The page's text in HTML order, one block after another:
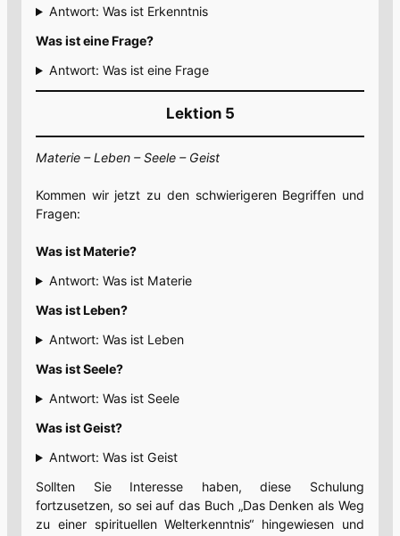
Antwort: Was ist Erkenntnis
Was ist eine Frage?
Antwort: Was ist eine Frage
Lektion 5
Materie – Leben – Seele – Geist
Kommen wir jetzt zu den schwierigeren Begriffen und
Fragen:
Was ist Materie?
Antwort: Was ist Materie
Was ist Leben?
Antwort: Was ist Leben
Was ist Seele?
Antwort: Was ist Seele
Was ist Geist?
Antwort: Was ist Geist
Sollten Sie Interesse haben, diese Schulung
fortzusetzen, so sei auf das Buch „Das Denken als Weg
zu einer spirituellen Welterkenntnis“ hingewiesen und